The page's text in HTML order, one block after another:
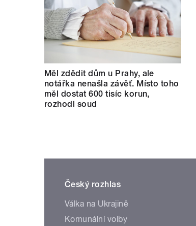
Měl zdědit dům u Prahy, ale
notářka nenašla závěť. Místo toho
měl dostat 600 tisíc korun,
rozhodl soud
Český rozhlas
Válka na Ukrajině
Komunální volby